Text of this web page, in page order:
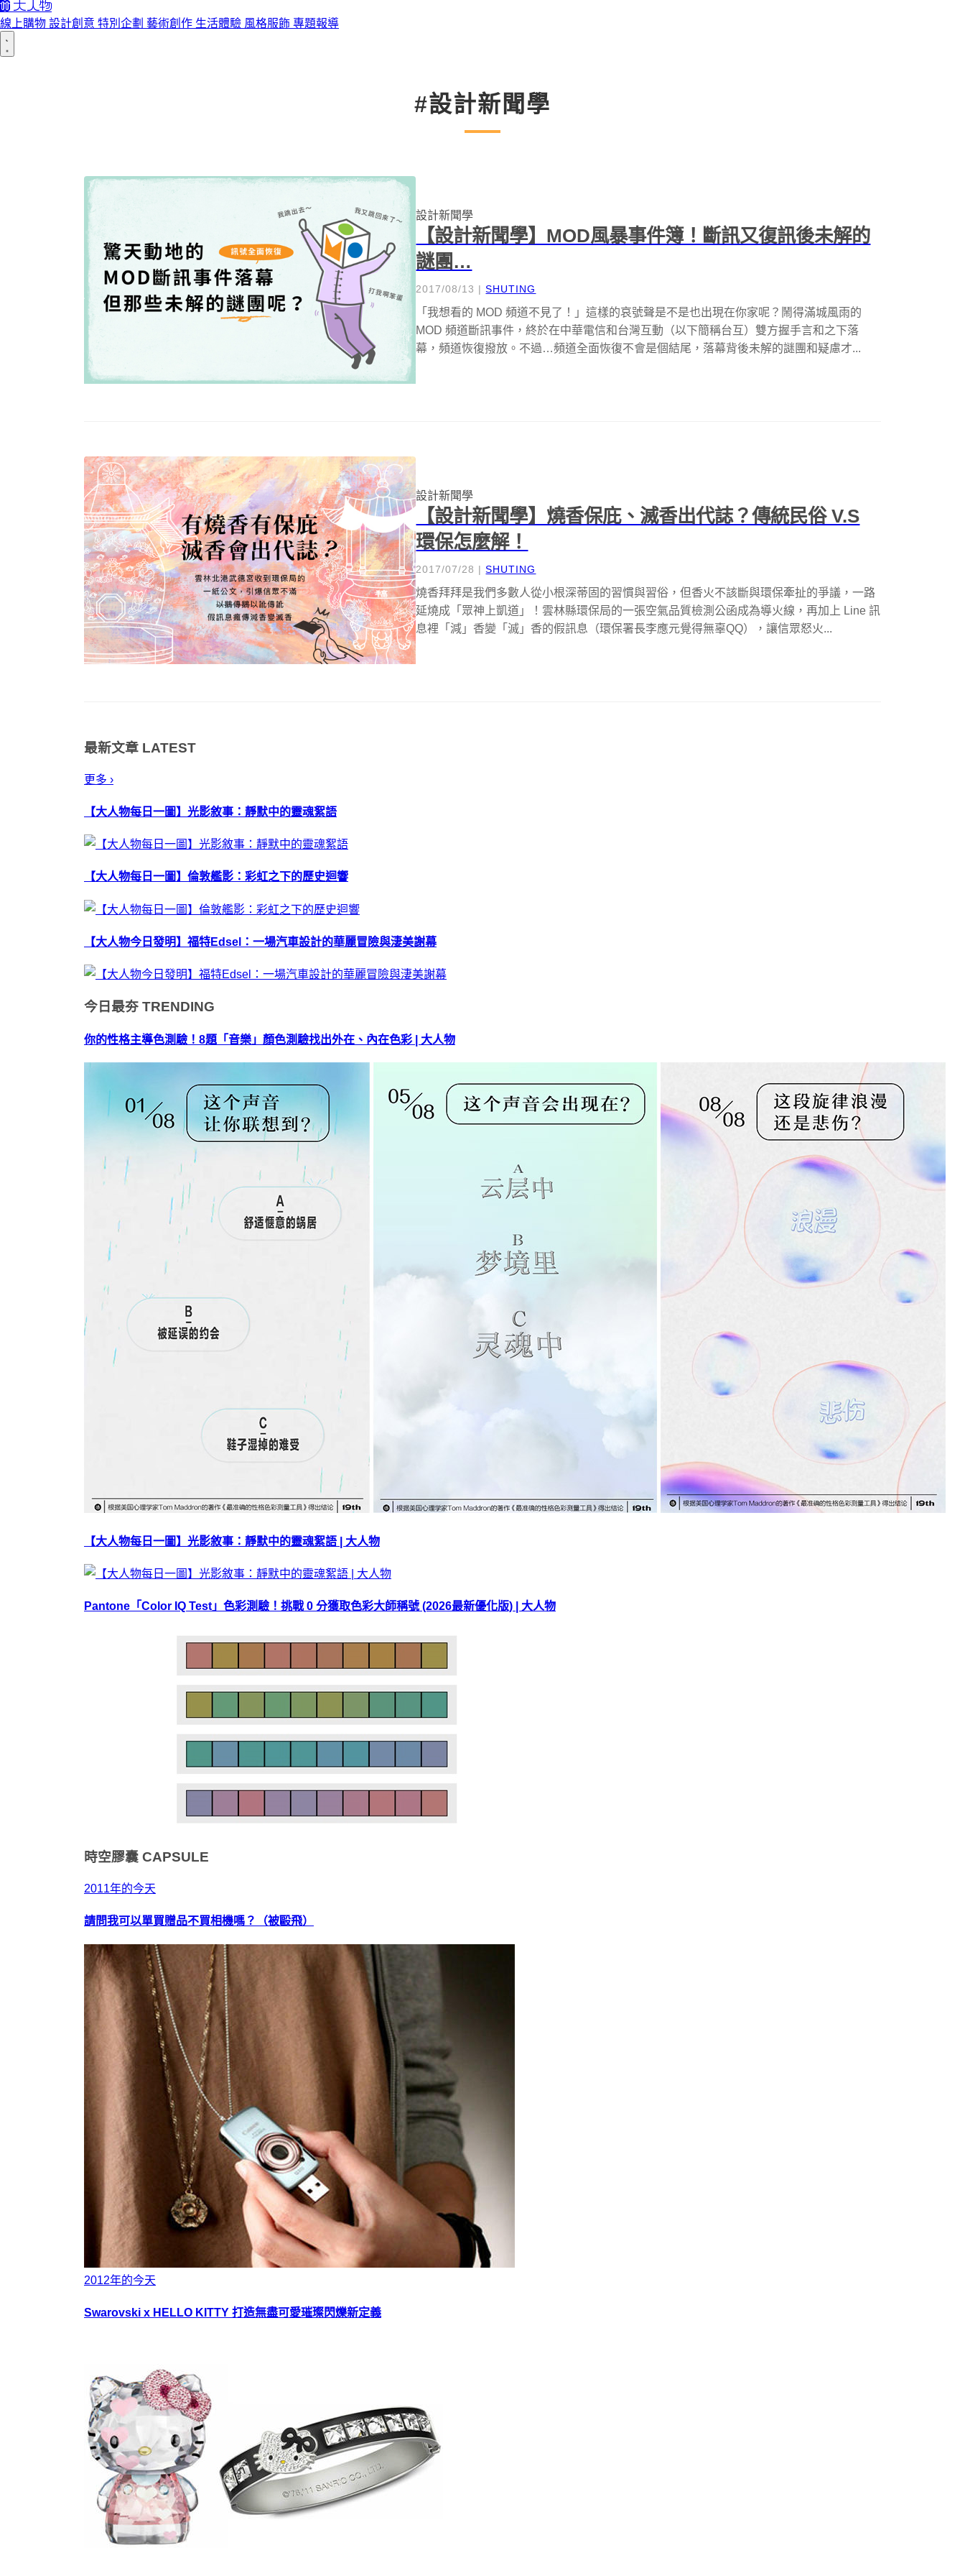
線上購物 設計創意 特別企劃 藝術創作 生活體驗 風格服飾 專題報導
#設計新聞學
設計新聞學
【設計新聞學】MOD風暴事件簿！斷訊又復訊後未解的
謎團…
2017/08/13 |SHUTING
「我想看的 MOD 頻道不見了！」這樣的哀號聲是不是也出現在你家呢？鬧得滿城風雨的
MOD 頻道斷訊事件，終於在中華電信和台灣互動（以下簡稱台互）雙方握手言和之下落
幕，頻道恢復撥放。不過…頻道全面恢復不會是個結尾，落幕背後未解的謎團和疑慮才...
設計新聞學
【設計新聞學】燒香保庇、滅香出代誌？傳統民俗 V.S
環保怎麼解！
2017/07/28 |SHUTING
燒香拜拜是我們多數人從小根深蒂固的習慣與習俗，但香火不該斷與環保牽扯的爭議，一路
延燒成「眾神上凱道」！雲林縣環保局的一張空氣品質檢測公函成為導火線，再加上 Line 訊
息裡「減」香變「滅」香的假訊息（環保署長李應元覺得無辜QQ），讓信眾怒火...
最新文章 LATEST
更多 ›
【大人物每日一圖】光影敘事：靜默中的靈魂絮語
【大人物每日一圖】倫敦艦影：彩虹之下的歷史迴響
【大人物今日發明】福特Edsel：一場汽車設計的華麗冒險與淒美謝幕
今日最夯 TRENDING
你的性格主導色測驗！8題「音樂」顏色測驗找出外在、內在色彩 | 大人物
【大人物每日一圖】光影敘事：靜默中的靈魂絮語 | 大人物
Pantone「Color IQ Test」色彩測驗！挑戰 0 分獲取色彩大師稱號 (2026最新優化版) | 大人物
時空膠囊 CAPSULE
2011年的今天
請問我可以單買贈品不買相機嗎？（被毆飛）
2012年的今天
Swarovski x HELLO KITTY 打造無盡可愛璀璨閃爍新定義